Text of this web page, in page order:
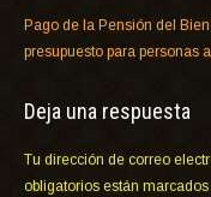
Pago de la Pensión del
presupuesto para personas
Deja una respuesta
Tu dirección de correo
obligatorios están marcados